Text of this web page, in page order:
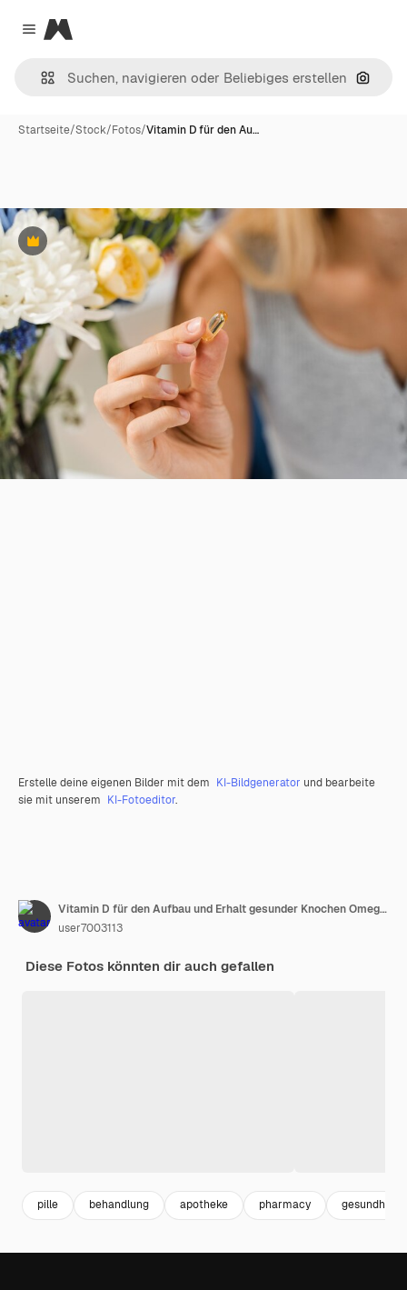
Close menu
Magnific
Nach
Startseite/Stock/Fotos/Vitamin D für den Au…
Premium
Erstelle deine eigenen Bilder mit dem KI-Bildgenerator und bearbeite
sie mit unserem KI-Fotoeditor.
Vitamin D für den Aufbau und Erhalt gesunder Knochen Omega-3-Pille aus Fischfettöl in den Händen, Nahaufnahme BADS-Kapsel mit biologisch aktiven Nahrungsergänzungsmitteln
user7003113
Diese Fotos könnten dir auch gefallen
pille behandlung apotheke pharmacy gesundheit